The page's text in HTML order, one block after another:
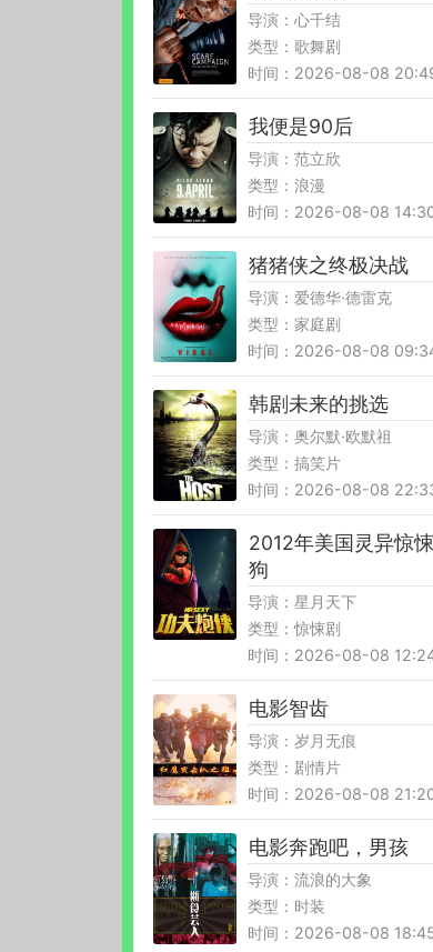
导演：心千结
类型：歌舞剧
时间：2026-08-08
我便是90后
导演：范立欣
类型：浪漫
时间：2026-08-08
猪猪侠之终极决战
导演：爱德华·德雷克
类型：家庭剧
时间：2026-08-08
韩剧未来的挑选
导演：奥尔默·欧默祖
类型：搞笑片
时间：2026-08-08
2012年美国灵异惊
狗
导演：星月天下
类型：惊悚剧
时间：2026-08-08
电影智齿
导演：岁月无痕
类型：剧情片
时间：2026-08-08
电影奔跑吧，男孩
导演：流浪的大象
类型：时装
时间：2026-08-08